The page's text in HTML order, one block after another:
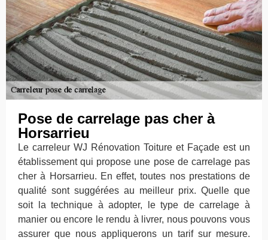
Pose de carrelage pas cher à
Horsarrieu
Le carreleur WJ Rénovation Toiture et Façade est un
établissement qui propose une pose de carrelage pas
cher à Horsarrieu. En effet, toutes nos prestations de
qualité sont suggérées au meilleur prix. Quelle que
soit la technique à adopter, le type de carrelage à
manier ou encore le rendu à livrer, nous pouvons vous
assurer que nous appliquerons un tarif sur mesure.